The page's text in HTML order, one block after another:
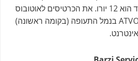
מחיר הכרטיס לכיוון אחד הוא 12 יורו. את הכרטיסים לאוטובוס
ניתן לרכוש בקופות של ATVO בנמל התעופה (בקומה ראשונה)